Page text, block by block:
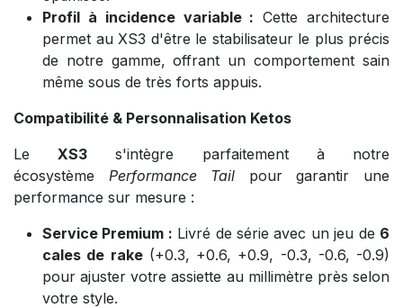
Profil à incidence variable : Cette architecture
permet au XS3 d'être le stabilisateur le plus précis
de notre gamme, offrant un comportement sain
même sous de très forts appuis.
Compatibilité & Personnalisation Ketos
LeXS3 s'intègre parfaitement à notre
écosystème Performance Tail pour garantir une
performance sur mesure :
Service Premium : Livré de série avec un jeu de 6
cales de rake(+0.3, +0.6, +0.9, -0.3, -0.6, -0.9)
pour ajuster votre assiette au millimètre près selon
votre style.